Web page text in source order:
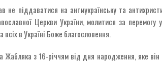
піддаватися на антиукраїнську та
Церкви України, молитися за перемогу
в Україні Боже благословення.
з 16-річчям від дня народження, яке